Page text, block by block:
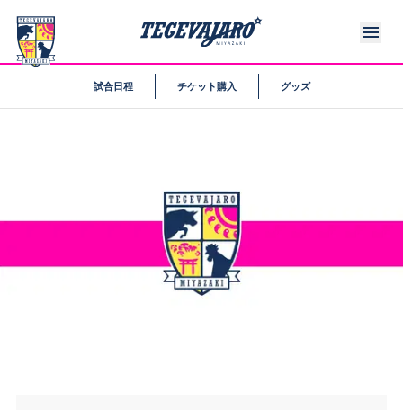
試合日程 チケット購入 グッズ